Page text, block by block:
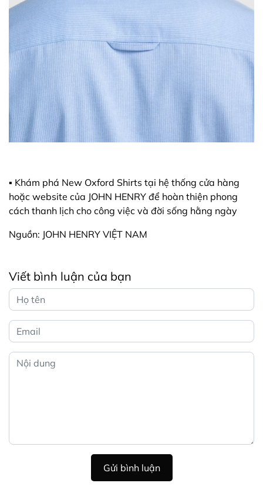
▪️ Khám phá New Oxford Shirts tại hệ thống cửa hàng
hoặc website của JOHN HENRY để hoàn thiện phong
cách thanh lịch cho công việc và đời sống hằng ngày
Nguồn: JOHN HENRY VIỆT NAM
Viết bình luận của bạn
Gửi bình luận